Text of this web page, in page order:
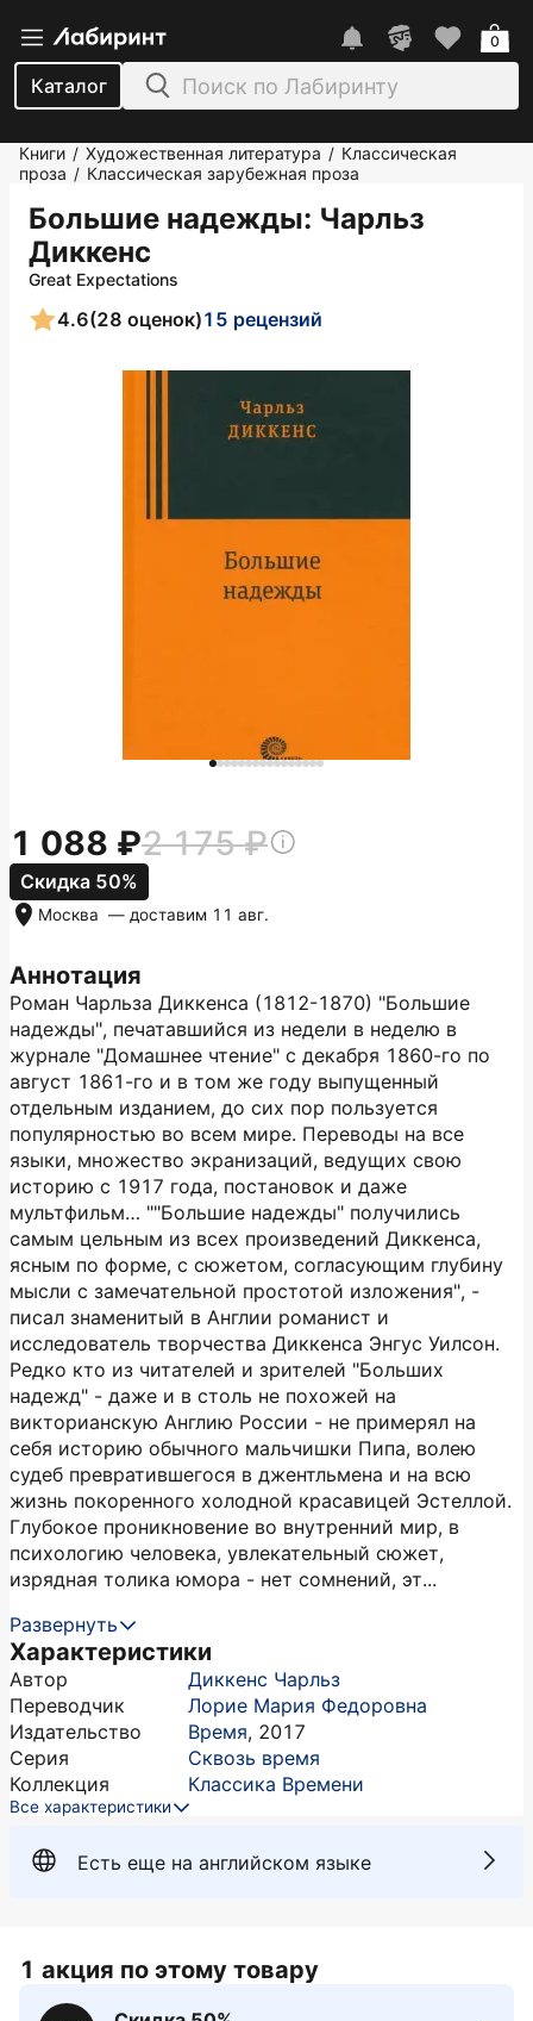
Каталог
0
Книги / Художественная литература / Классическая
проза / Классическая зарубежная проза
Большие надежды: Чарльз
Диккенс
Great Expectations
4.6(28 оценок)15 рецензий
Есть еще на английском языке
Аннотация
Роман Чарльза Диккенса (1812-1870) "Большие
надежды", печатавшийся из недели в неделю в
журнале "Домашнее чтение" с декабря 1860-го по
август 1861-го и в том же году выпущенный
отдельным изданием, до сих пор пользуется
популярностью во всем мире. Переводы на все
языки, множество экранизаций, ведущих свою
историю с 1917 года, постановок и даже
мультфильм… ""Большие надежды" получились
самым цельным из всех произведений Диккенса,
ясным по форме, с сюжетом, согласующим глубину
мысли с замечательной простотой изложения", -
писал знаменитый в Англии романист и
исследователь творчества Диккенса Энгус Уилсон.
Редко кто из читателей и зрителей "Больших
надежд" - даже и в столь не похожей на
викторианскую Англию России - не примерял на
себя историю обычного мальчишки Пипа, волею
судеб превратившегося в джентльмена и на всю
жизнь покоренного холодной красавицей Эстеллой.
Глубокое проникновение во внутренний мир, в
психологию человека, увлекательный сюжет,
изрядная толика юмора - нет сомнений, эт...
Развернуть
Характеристики
Автор
Диккенс Чарльз
Переводчик
Лорие Мария Федоровна
Издательство
Время, 2017
Серия
Сквозь время
Коллекция
Классика Времени
Все характеристики
1 088 2 175
Скидка 50%
Москва — доставим 11 авг.
1 акция по этому товару